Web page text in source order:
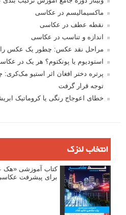
ماکسیمالیسم در عکاسی
نقطه عطف در عکاسی
اندازه و تناسب در عکاسی
مراحل نقد عکس: چطور یک عکس را
استودیوم یا پونکتوم؟ هر یک در
پرتره دختر افغان اثر استیو
توجه قرار گرفت
خطای اعوجاج رنگی یا کروماتیک
انتخاب لنزک
کتاب آموزشی «هک
برای پیشرفت